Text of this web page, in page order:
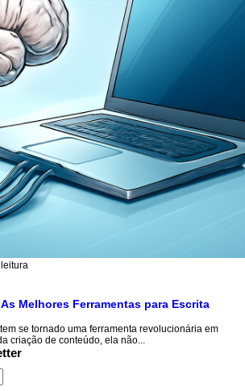
Melhores Ferramentas para Escrita
se tornado uma ferramenta revolucionária em
criação de conteúdo, ela não...